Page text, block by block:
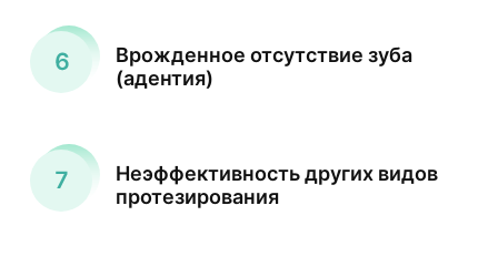
Врожденное отсутствие зуба
(адентия)
Неэффективность других видов
протезирования